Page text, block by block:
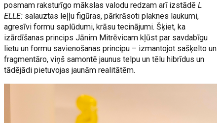
posmam raksturīgo mākslas valodu redzam arī izstādēL
ELLE: salauztas leļļu figūras, pārkrāsoti plaknes laukumi,
agresīvi formu saplūdumi, krāsu tecinājumi. Šķiet, ka
izārdīšanas princips Jānim Mitrēvicam kļūst par savdabīgu
lietu un formu savienošanas principu – izmantojot sašķelto un
fragmentāro, viņš samontē jaunus telpu un tēlu hibrīdus un
tādējādi pietuvojas jaunām realitātēm.